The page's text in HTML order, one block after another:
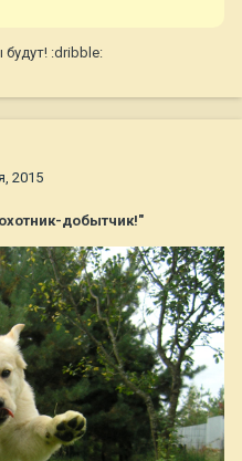
:dribble:
2015
добытчик!"